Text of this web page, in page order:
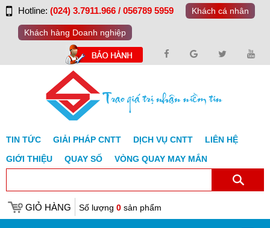
Hotline: (024) 3.7911.966 / 056789 5959 Khách cá nhân
Khách hàng Doanh nghiệp
TIN TỨC GIẢI PHÁP CNTT DỊCH VỤ CNTT
LIÊN HỆ
GIỚI THIỆU
QUAY SỐ VÒNG QUAY MAY MẮN
GIỎ HÀNG Số lượng 0 sản phẩm